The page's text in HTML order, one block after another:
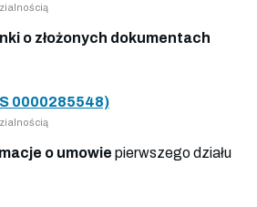
o złożonych dokumentach
0000285548)
o umowie pierwszego działu